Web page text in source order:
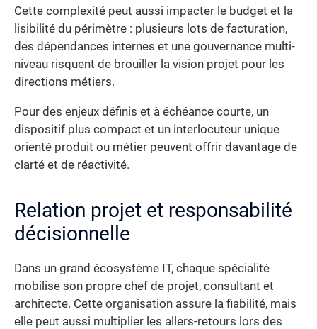
Cette complexité peut aussi impacter le budget et la
lisibilité du périmètre : plusieurs lots de facturation,
des dépendances internes et une gouvernance multi-
niveau risquent de brouiller la vision projet pour les
directions métiers.
Pour des enjeux définis et à échéance courte, un
dispositif plus compact et un interlocuteur unique
orienté produit ou métier peuvent offrir davantage de
clarté et de réactivité.
Relation projet et responsabilité
décisionnelle
Dans un grand écosystème IT, chaque spécialité
mobilise son propre chef de projet, consultant et
architecte. Cette organisation assure la fiabilité, mais
elle peut aussi multiplier les allers-retours lors des